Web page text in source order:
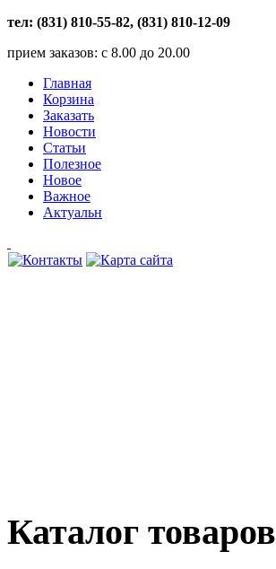
тел: (831) 810-55-82, (831) 810-12-09
прием заказов: с 8.00 до 20.00
Главная
Корзина
Заказать
Новости
Статьи
Полезное
Новое
Важное
Актуальн
Каталог товаров